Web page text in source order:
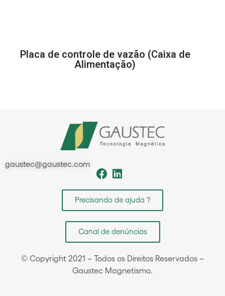
Placa de controle de vazão (Caixa de
Alimentação)
gaustec@gaustec.com
Precisando de ajuda ?
Canal de denúncias
© Copyright 2021 – Todos os Direitos Reservados –
Gaustec Magnetismo.